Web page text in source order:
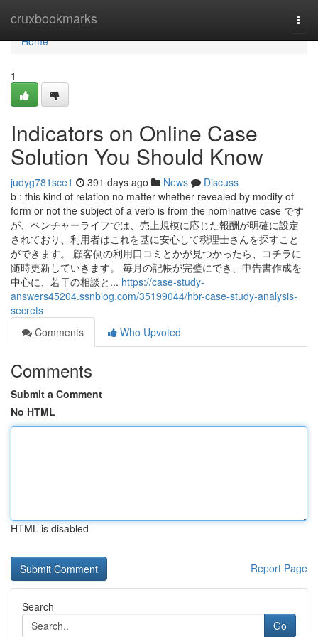
cruxbookmarks
Home
Home
1
Indicators on Online Case
Solution You Should Know
judyg781sce1 391 days ago News
Discuss
b : this kind of relation no matter whether revealed by modify of
form or not the subject of a verb is from the nominative case です
が、ベンチャーライフでは、売上規模に応じた報酬が明確に設定
されており、利用者はこれを基に安心して税理士さんを探すこと
ができます。 顧客側の利用口コミとかが見つかったら、コチラに
随時更新していきます。 毎月の記帳が完璧にでき、申告書作成を
中心に、若干の相談と... https://case-study-
answers45204.ssnblog.com/35199044/hbr-case-study-analysis-
secrets
Comments
Who Upvoted
Comments
Submit a Comment
No HTML
HTML is disabled
Report Page
Search
Go